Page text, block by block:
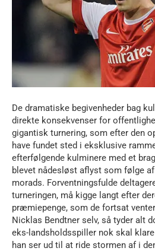
De dramatiske begivenheder bag
direkte konsekvenser for
gigantisk turnering, som efter den
have fundet sted i eksklusive
efterfølgende kulminere med et
blevet nådesløst aflyst som følge
morads. Forventningsfulde
turneringen, må kigge langt efter
præmiepenge, som de fortsat
Nicklas Bendtner selv, så tyder alt
eks-landsholdsspiller nok skal
han ser ud til at ride stormen af i